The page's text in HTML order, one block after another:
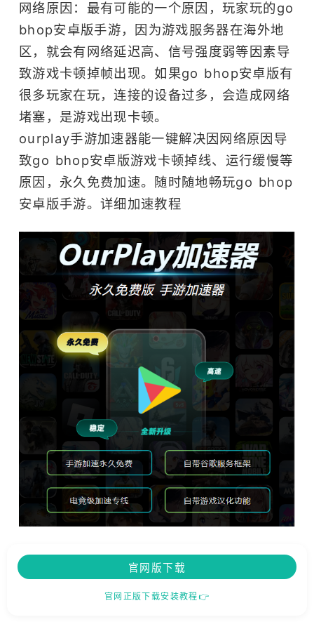
网络原因：最有可能的一个原因，玩家玩的go
bhop安卓版手游，因为游戏服务器在海外地
区，就会有网络延迟高、信号强度弱等因素导
致游戏卡顿掉帧出现。如果go bhop安卓版有
很多玩家在玩，连接的设备过多，会造成网络
堵塞，是游戏出现卡顿。
ourplay手游加速器能一键解决因网络原因导
致go bhop安卓版游戏卡顿掉线、运行缓慢等
原因，永久免费加速。随时随地畅玩go bhop
安卓版手游。详细加速教程
官网版下载
官网正版下载安装教程👉